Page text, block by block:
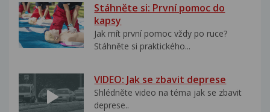
Stáhněte si: První pomoc do
kapsy
Jak mít první pomoc vždy po ruce?
Stáhněte si praktického...
VIDEO: Jak se zbavit deprese
Shlédněte video na téma jak se zbavit
deprese..